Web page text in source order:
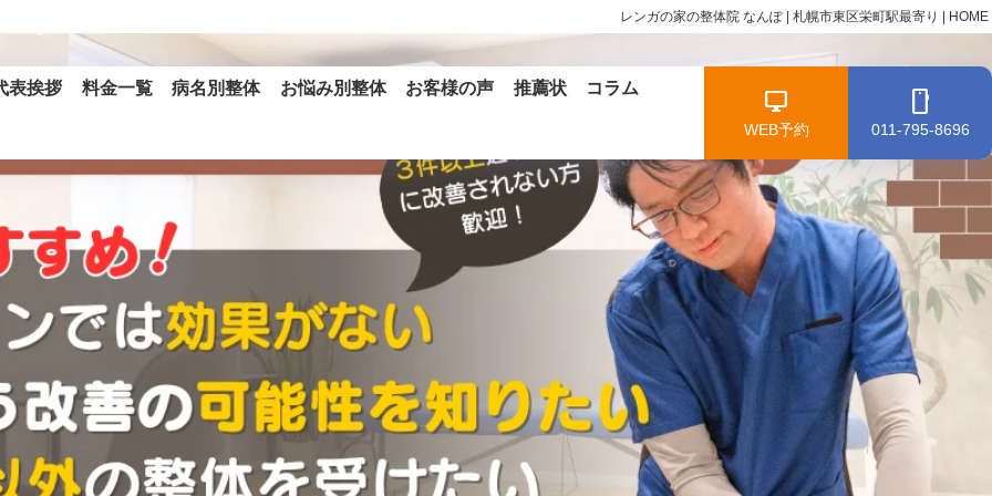
レンガの家の整体院 なんぽ | 札幌市東区栄町駅最寄り | HOME
WEB予約 011-795-8696
表挨拶 料金一覧 病名別整体 お悩み別整体 お客様の声 推薦状 コラム